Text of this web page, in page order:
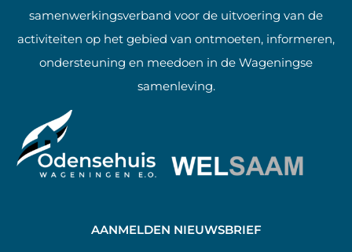
samenwerkingsverband voor de uitvoering van de
activiteiten op het gebied van ontmoeten, informeren,
ondersteuning en meedoen in de Wageningse
samenleving.
AANMELDEN NIEUWSBRIEF